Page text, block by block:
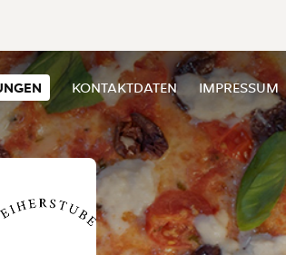
KONTAKTDATEN IMPRESSUM